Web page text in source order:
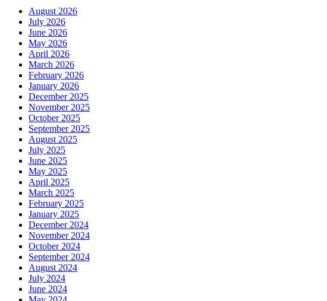
August 2026
July 2026
June 2026
May 2026
April 2026
March 2026
February 2026
January 2026
December 2025
November 2025
October 2025
September 2025
August 2025
July 2025
June 2025
May 2025
April 2025
March 2025
February 2025
January 2025
December 2024
November 2024
October 2024
September 2024
August 2024
July 2024
June 2024